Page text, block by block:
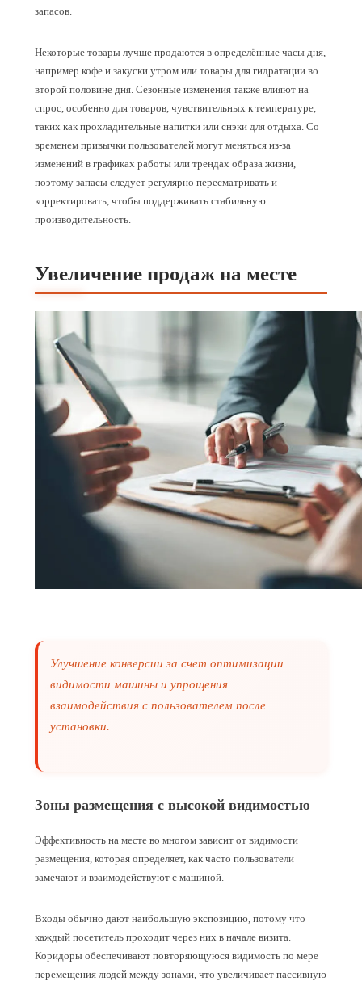
запасов.
Некоторые товары лучше продаются в определённые часы дня,
например кофе и закуски утром или товары для гидратации во
второй половине дня. Сезонные изменения также влияют на
спрос, особенно для товаров, чувствительных к температуре,
таких как прохладительные напитки или снэки для отдыха. Со
временем привычки пользователей могут меняться из‑за
изменений в графиках работы или трендах образа жизни,
поэтому запасы следует регулярно пересматривать и
корректировать, чтобы поддерживать стабильную
производительность.
Увеличение продаж на месте
Улучшение конверсии за счет оптимизации
видимости машины и упрощения
взаимодействия с пользователем после
установки.
Зоны размещения с высокой видимостью
Эффективность на месте во многом зависит от видимости
размещения, которая определяет, как часто пользователи
замечают и взаимодействуют с машиной.
Входы обычно дают наибольшую экспозицию, потому что
каждый посетитель проходит через них в начале визита.
Коридоры обеспечивают повторяющуюся видимость по мере
перемещения людей между зонами, что увеличивает пассивную